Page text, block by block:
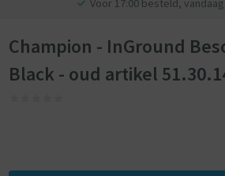
Voor 17:00 besteld,
Champion - InGround
Black - oud artikel